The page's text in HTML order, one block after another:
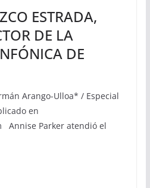
ESTRADA,
DE LA
DE
Arango-Ulloa* / Especial
en
Annise Parker atendió el